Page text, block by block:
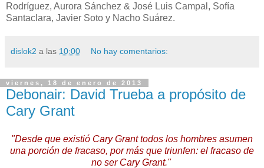
Rodríguez, Aurora Sánchez & José Luis Campal, Sofía
Santaclara, Javier Soto y Nacho Suárez.
dislok2 a las 10:00 No hay comentarios:
viernes, 18 de enero de 2013
Debonair: David Trueba a propósito de
Cary Grant
"Desde que existió Cary Grant todos los hombres asumen
una porción de fracaso, por más que triunfen: el fracaso de
no ser Cary Grant."